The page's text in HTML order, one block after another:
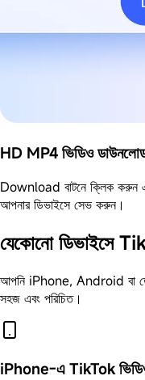
HD MP4 ভিডিও
Download বাটনে ক্লিক করুন
আপনার ডিভাইসে সেভ করুন।
যেকোনো ডিভাইসে
আপনি iPhone, Android বা
সহজ এবং পরিচিত।
iPhone-এ TikTok